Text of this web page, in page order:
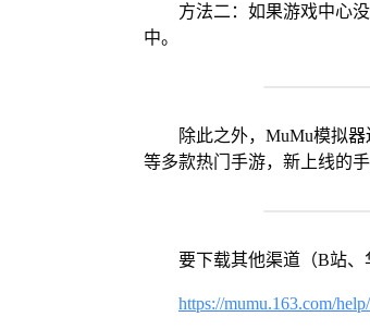
方法二：如果游戏中心
中。
除此之外，MuMu模拟
等多款热门手游，新上线的
要下载其他渠道（B站、
https://mumu.163.com/